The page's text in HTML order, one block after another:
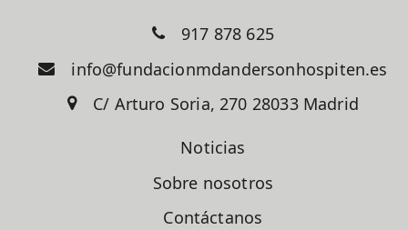
917 878 625
info@fundacionmdandersonhospiten.es
C/ Arturo Soria, 270 28033 Madrid
Noticias
Sobre nosotros
Contáctanos